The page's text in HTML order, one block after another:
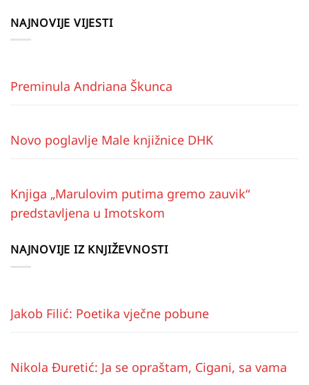
NAJNOVIJE VIJESTI
Preminula Andriana Škunca
Novo poglavlje Male knjižnice DHK
Knjiga „Marulovim putima gremo zauvik“
predstavljena u Imotskom
NAJNOVIJE IZ KNJIŽEVNOSTI
Jakob Filić: Poetika vječne pobune
Nikola Đuretić: Ja se opraštam, Cigani, sa vama